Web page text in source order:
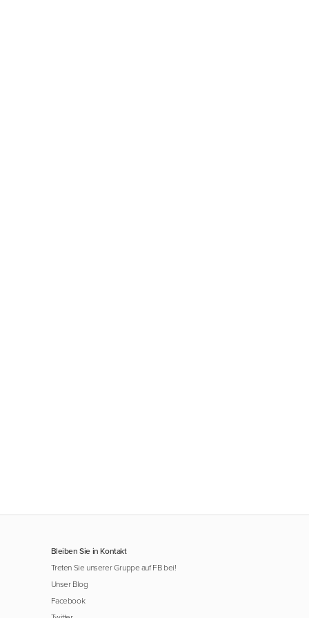
Bleiben Sie in Kontakt
Treten Sie unserer Gruppe auf FB bei!
Unser Blog
Facebook